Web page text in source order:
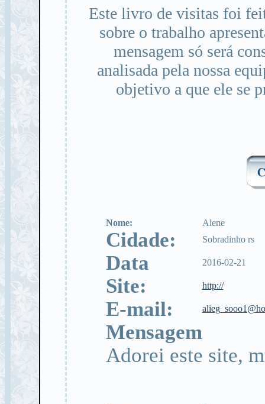
Este livro de visitas foi
sobre o trabalho
mensagem só será
analisada pela nossa
objetivo a que ele se
Nome: Alene
Cidade: Sobradinho rs
Data 2016-02-21
Site: http://
E-mail:
Mensagem
Adorei este site,